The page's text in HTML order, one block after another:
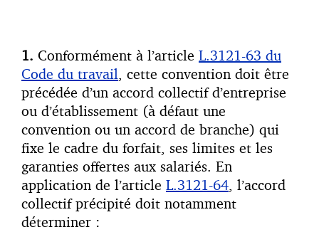
1. Conformément à l’article L.3121-63 du
Code du travail, cette convention doit être
précédée d’un accord collectif d’entreprise
ou d’établissement (à défaut une
convention ou un accord de branche) qui
fixe le cadre du forfait, ses limites et les
garanties offertes aux salariés. En
application de l’article L.3121-64, l’accord
collectif précipité doit notamment
déterminer :